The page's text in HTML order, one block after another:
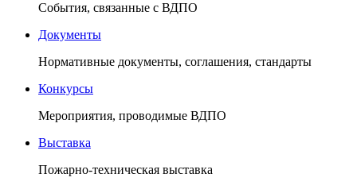
События, связанные с ВДПО
Документы
Нормативные документы, соглашения, стандарты
Конкурсы
Мероприятия, проводимые ВДПО
Выставка
Пожарно-техническая выставка